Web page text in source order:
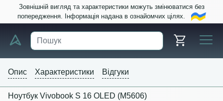
Зовнішній вигляд та характеристики можуть змінюватися без
попередження. Інформація надана в ознайомчих цілях.
Опис Характеристики Відгуки
Ноутбук Vivobook S 16 OLED (M5606)